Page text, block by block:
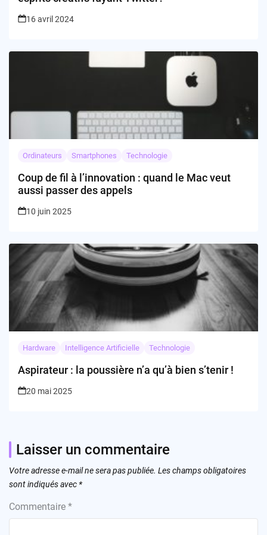
16 avril 2024
Ordinateurs Smartphones Technologie
Coup de fil à l’innovation : quand le Mac veut
aussi passer des appels
10 juin 2025
Hardware Intelligence Artificielle Technologie
Aspirateur : la poussière n’a qu’à bien s’tenir !
20 mai 2025
Laisser un commentaire
Votre adresse e-mail ne sera pas publiée. Les champs obligatoires
sont indiqués avec *
Commentaire *